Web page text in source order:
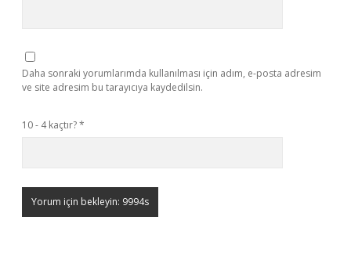
Daha sonraki yorumlarımda kullanılması için adım, e-posta adresim
ve site adresim bu tarayıcıya kaydedilsin.
10 - 4 kaçtır?*